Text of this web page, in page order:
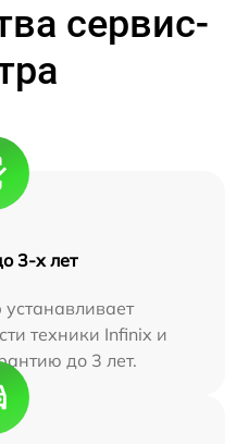
сервис-
3-х лет
техники Infinix и
до 3 лет.